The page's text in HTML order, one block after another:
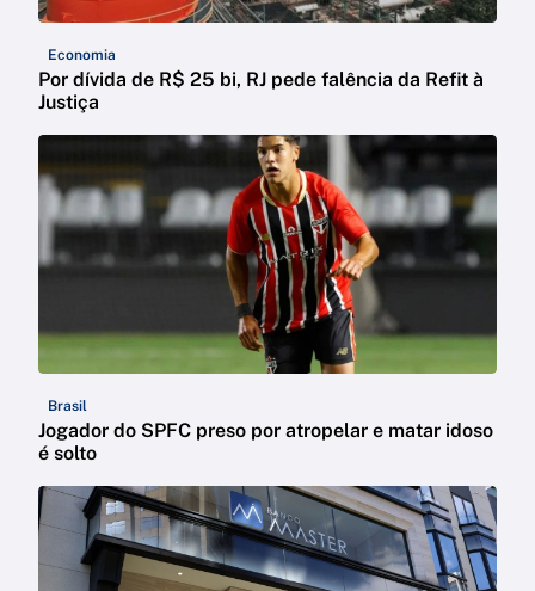
Economia
Por dívida de R$ 25 bi, RJ pede falência da Refit à
Justiça
Brasil
Jogador do SPFC preso por atropelar e matar idoso
é solto